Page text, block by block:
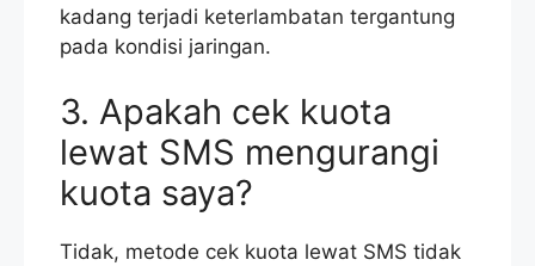
kadang terjadi keterlambatan tergantung
pada kondisi jaringan.
3. Apakah cek kuota
lewat SMS mengurangi
kuota saya?
Tidak, metode cek kuota lewat SMS tidak